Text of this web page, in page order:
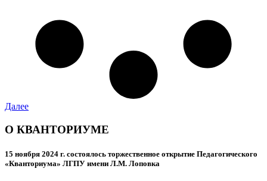
Далее
О КВАНТОРИУМЕ
15 ноября 2024 г. состоялось торжественное открытие Педагогического
«Кванториума» ЛГПУ имени Л.М. Лоповка